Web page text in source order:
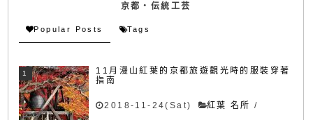
京都・伝統工芸
Popular Posts Tags
11月漫山紅葉的京都旅遊觀光時的服裝穿著
指南
2018-11-24(Sat) 紅葉 名所 /